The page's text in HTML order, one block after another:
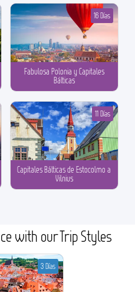
Fabulosa Polonia y Capitales
Bálticas
16 Días
Capitales Bálticas de Estocolmo a
Vilnius
11 Días
with our Trip Styles
3 Días